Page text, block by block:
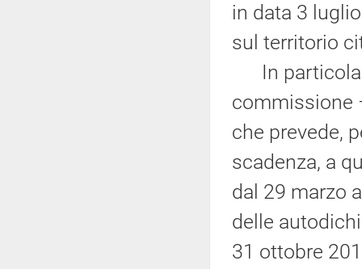
in data 3
sul territorio
In
commissione
che prevede,
scadenza, a
dal 29 marzo
delle
31 ottobre